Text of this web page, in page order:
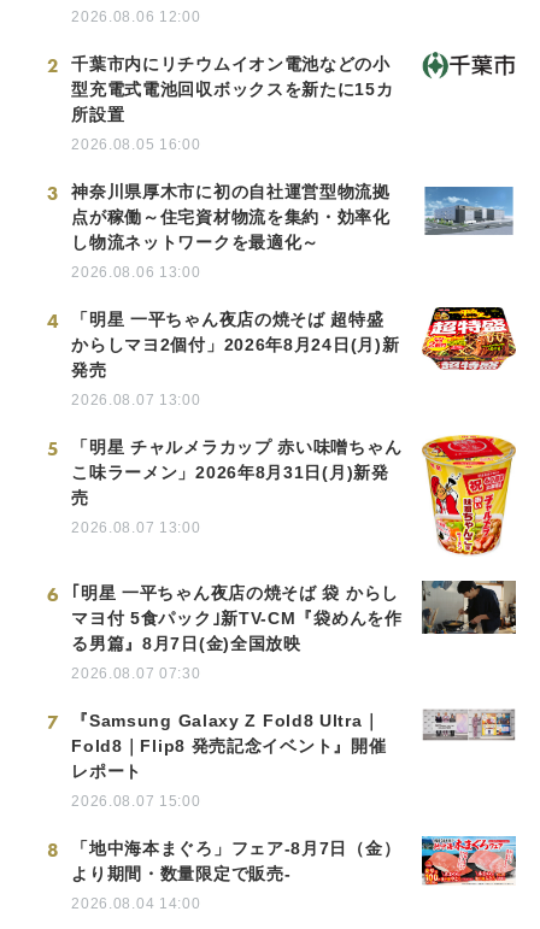
2026.08.06 12:00
2
千葉市内にリチウムイオン電池などの小
型充電式電池回収ボックスを新たに15カ
所設置
2026.08.05 16:00
3
神奈川県厚木市に初の自社運営型物流拠
点が稼働～住宅資材物流を集約・効率化
し物流ネットワークを最適化～
2026.08.06 13:00
4
「明星 一平ちゃん夜店の焼そば 超特盛
からしマヨ2個付」2026年8月24日(月)新
発売
2026.08.07 13:00
5
「明星 チャルメラカップ 赤い味噌ちゃん
こ味ラーメン」2026年8月31日(月)新発
売
2026.08.07 13:00
6
｢明星 一平ちゃん夜店の焼そば 袋 からし
マヨ付 5食パック｣新TV-CM『袋めんを作
る男篇』8月7日(金)全国放映
2026.08.07 07:30
7
『Samsung Galaxy Z Fold8 Ultra｜
Fold8｜Flip8 発売記念イベント』開催
レポート
2026.08.07 15:00
8
「地中海本まぐろ」フェア-8月7日（金）
より期間・数量限定で販売-
2026.08.04 14:00